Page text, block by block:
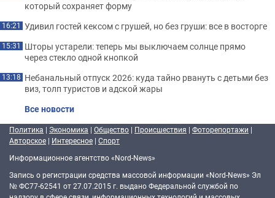
который сохраняет форму
16:21 Удивил гостей кексом с грушей, но без груши: все в восторге
15:31 Шторы устарели: теперь мы выключаем солнце прямо
через стекло одной кнопкой
13:18 Небанальный отпуск 2026: куда тайно рвануть с детьми без
виз, толп туристов и адской жары
Все новости
Политика | Экономика | Общество | Происшествия | Фоторепортажи |
Авторское | Интересное | Спорт
Информационное агентство «Nord-News»
Запись о регистрации средства массовой информации «Nord-News» Эл
№ ФС77-62541 от 27.07.2015 г. выдано Федеральной службой по